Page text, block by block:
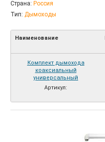
Страна: Россия
Тип: Дымоходы
Наименование
Комплект дымохода
коаксиальный
универсальный
Артикул: